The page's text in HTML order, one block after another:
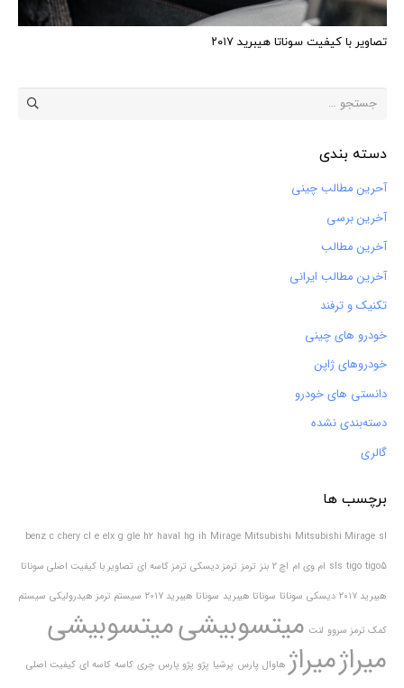
تصاویر با کیفیت سوناتا هیبرید ۲۰۱۷
جستجو
دسته بندی
آحرین مطالب چینی
آخرین برسی
آخرین مطالب
آخرین مطالب ایرانی
تکنیک و ترفند
خودرو های چینی
خودروهای ژاپن
دانستی های خودرو
دسته‌بندی نشده
گالری
برچسب ها
benz c chery cl e elx g gle h2 haval hg ih Mirage Mitsubishi Mitsubishi Mirage sl
sls tigo tigo5 ام وی ام اچ 2 بنز ترمز ترمز دیسکی ترمز کاسه ای تصاویر با کیفیت اصلی سوناتا
هیبرید ۲۰۱۷
دیسکی سوناتا سوناتا هیبرید سوناتا هیبرید ۲۰۱۷ سیستم ترمز هیدرولیکی سیستم
کمک ترمز سروو لنت میتسوبیشیمیتسوبیشی
میراژمیراژ هاوال پارس پرشیا پژو پژو پارس چری کاسه کاسه ای کیفیت اصلی